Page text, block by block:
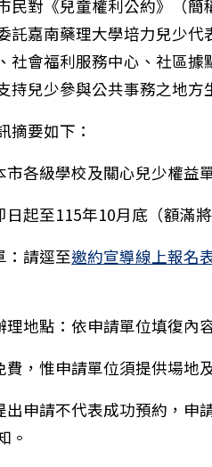
華民國匹克球總會辦理「
民對《兒童權利公約》（簡
託嘉南藥理大學培力兒少代
社會福利服務中心、社區據
持兒少參與公共事務之地方
摘要如下：
各級學校及關心兒少權益
起至115年10月底（額滿將
：請逕至邀約宣導線上報名
地點：依申請單位填復內
，惟申請單位須提供場地
出申請不代表成功預約，申
。